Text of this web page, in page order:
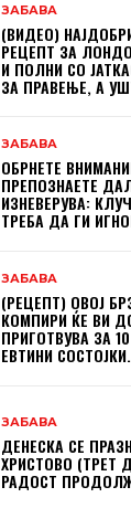
ЗАБАВА
(ВИДЕО)
РЕЦЕПТ ЗА
И ПОЛНИ СО
ЗА ПРАВЕЊЕ, А
ЗАБАВА
ОБРНЕТЕ
ПРЕПОЗНАЕТЕ
ИЗНЕВЕРУВА:
ТРЕБА ДА ГИ
ЗАБАВА
(РЕЦЕПТ) ОВОЈ
КОМПИРИ ЌЕ ВИ
ПРИГОТВУВА ЗА
ЕВТИНИ СОСТОЈКИ.
ЗАБАВА
ДЕНЕСКА СЕ
ХРИСТОВО (ТРЕТ
РАДОСТ